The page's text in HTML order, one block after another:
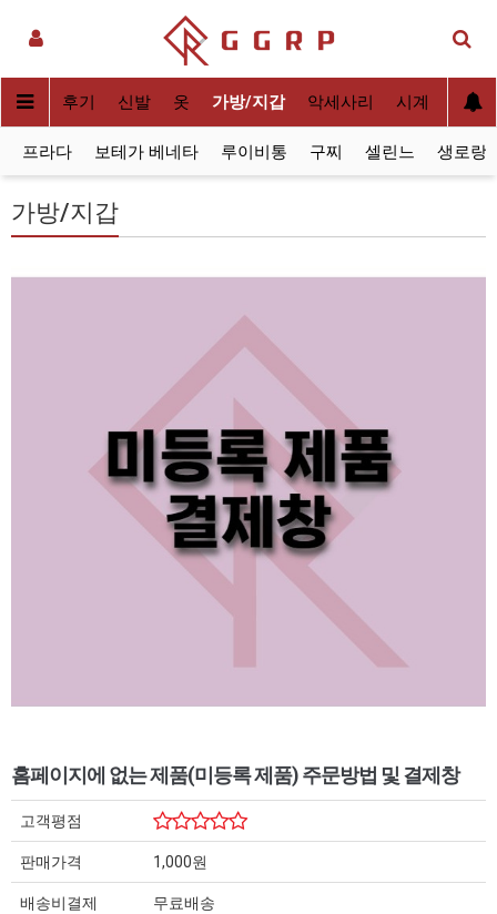
정보 후기 신발 옷 가방/지갑 악세사리 시계
프라다 보테가 베네타 루이비통 구찌 셀린느 생로랑
가방/지갑
홈페이지에 없는 제품(미등록 제품) 주문방법 및 결제창
고객평점
판매가격 1,000원
배송비결제 무료배송